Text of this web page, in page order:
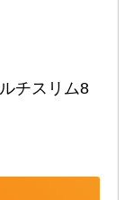
チスリム8